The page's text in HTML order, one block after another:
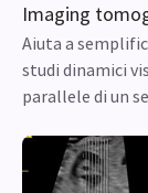
Imaging
Aiuta a
studi dinamici
parallele di un